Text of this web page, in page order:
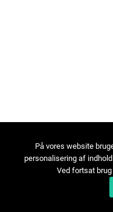
På vores website
personalisering af
Ved fortsat